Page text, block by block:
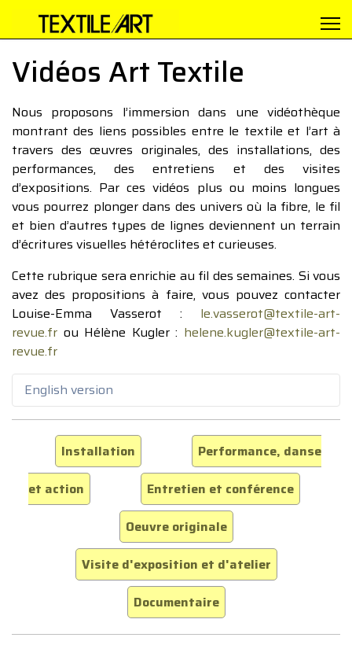
Vidéos Art Textile
Nous proposons l’immersion dans une vidéothèque
montrant des liens possibles entre le textile et l’art à
travers des œuvres originales, des installations, des
performances, des entretiens et des visites
d’expositions. Par ces vidéos plus ou moins longues
vous pourrez plonger dans des univers où la fibre, le fil
et bien d’autres types de lignes deviennent un terrain
d’écritures visuelles hétéroclites et curieuses.
Cette rubrique sera enrichie au fil des semaines. Si vous
avez des propositions à faire, vous pouvez contacter
Louise-Emma Vasserot : le.vasserot@textile-art-
revue.fr ou Hélène Kugler : helene.kugler@textile-art-
revue.fr
English version
Installation
Performance, danse
et action
Entretien et conférence
Oeuvre originale
Visite d'exposition et d'atelier
Documentaire